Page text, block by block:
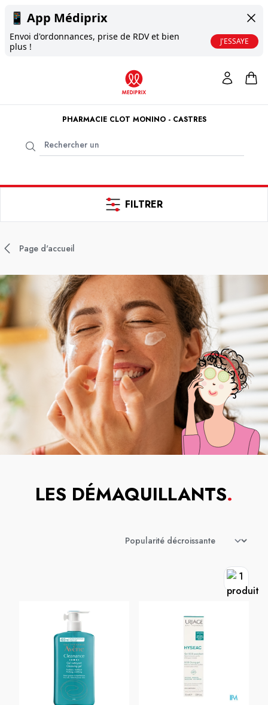
📱 App Médiprix
Envoi d'ordonnances, prise de RDV et bien
plus !
J'ESSAYE
PHARMACIE CLOT MONINO - CASTRES
FILTRER
Page d'accueil
LES DÉMAQUILLANTS.